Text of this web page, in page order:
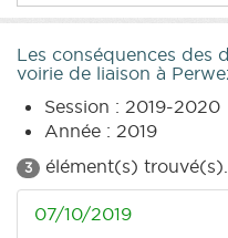
Les conséquences des
voirie de liaison à
Session : 2019-2020
Année : 2019
3 élément(s) trouvé(s).
07/10/2019